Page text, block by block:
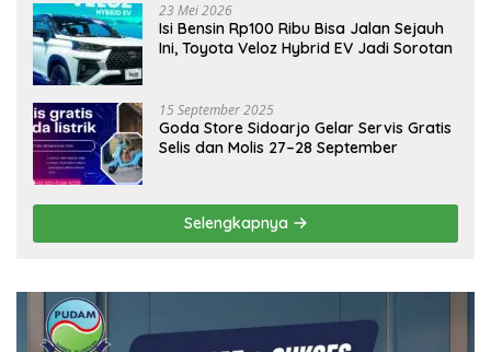
23 Mei 2026
Isi Bensin Rp100 Ribu Bisa Jalan Sejauh
Ini, Toyota Veloz Hybrid EV Jadi Sorotan
15 September 2025
Goda Store Sidoarjo Gelar Servis Gratis
Selis dan Molis 27–28 September
Selengkapnya